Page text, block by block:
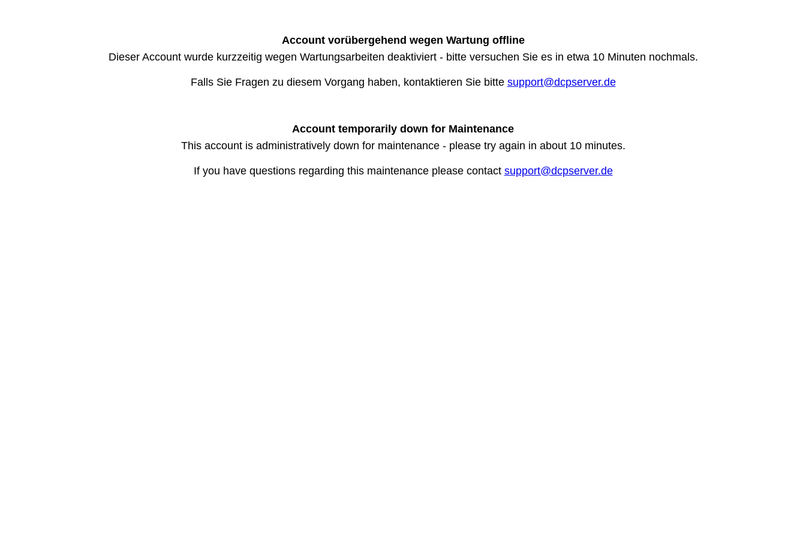
Account vorübergehend wegen Wartung offline
Dieser Account wurde kurzzeitig wegen Wartungsarbeiten deaktiviert - bitte versuchen Sie es in etwa 10 Minuten nochmals.
Falls Sie Fragen zu diesem Vorgang haben, kontaktieren Sie bitte support@dcpserver.de
Account temporarily down for Maintenance
This account is administratively down for maintenance - please try again in about 10 minutes.
If you have questions regarding this maintenance please contact support@dcpserver.de